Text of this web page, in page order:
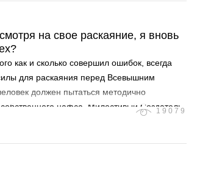
на свое раскаяние, я вновь
как и сколько совершил ошибок, всегда
для раскаяния перед Всевышним
должен пытаться методично
нафса. Милостивый Создатель
19079